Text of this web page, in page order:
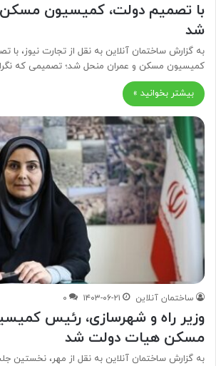
با تصمیم دولت، کمیسیون
شد
به گزارش ساختمان آنلاین به نقل از تجارت نیوز،
کمیسیون مسکن و عمران منحل شد؛ تصمیمی که
بیشتر بخوانید »
ساختمان آنلاین ۱۴۰۳-۰۶-۲۱ ۰
وزیر راه و شهرسازی، رئیس
مسکن هیات دولت شد
به گزارش ساختمان آنلاین به نقل از مهر،